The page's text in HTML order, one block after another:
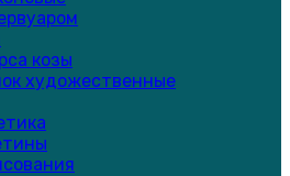
козы
художественные